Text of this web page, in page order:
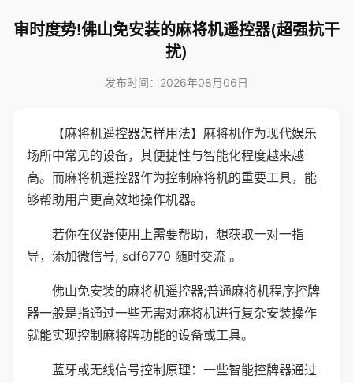
审时度势!佛山免安装的麻将机遥控器(超强抗干
扰)
发布时间：2026年08月06日
【麻将机遥控器怎样用法】麻将机作为现代娱乐
场所中常见的设备，其便捷性与智能化程度越来越
高。而麻将机遥控器作为控制麻将机的重要工具，能
够帮助用户更高效地操作机器。
若你在仪器使用上需要帮助，想获取一对一指
导，添加微信号; sdf6770 随时交流 。
佛山免安装的麻将机遥控器;普通麻将机程序控牌
器一般是指通过一些无需对麻将机进行复杂安装操作
就能实现控制麻将牌功能的设备或工具。
蓝牙或无线信号控制原理：一些智能控牌器通过